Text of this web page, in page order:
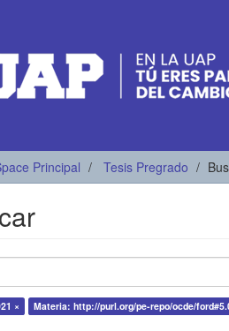
Principal Tesis Pregrado
× Materia: http://purl.org/pe-repo/ocde/